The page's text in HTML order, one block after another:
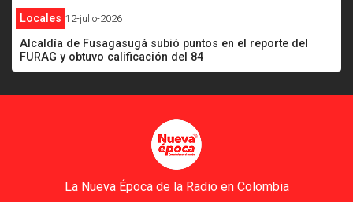
Locales 12-julio-2026
Alcaldía de Fusagasugá subió puntos en el reporte del
FURAG y obtuvo calificación del 84
La Nueva Época de la Radio en Colombia